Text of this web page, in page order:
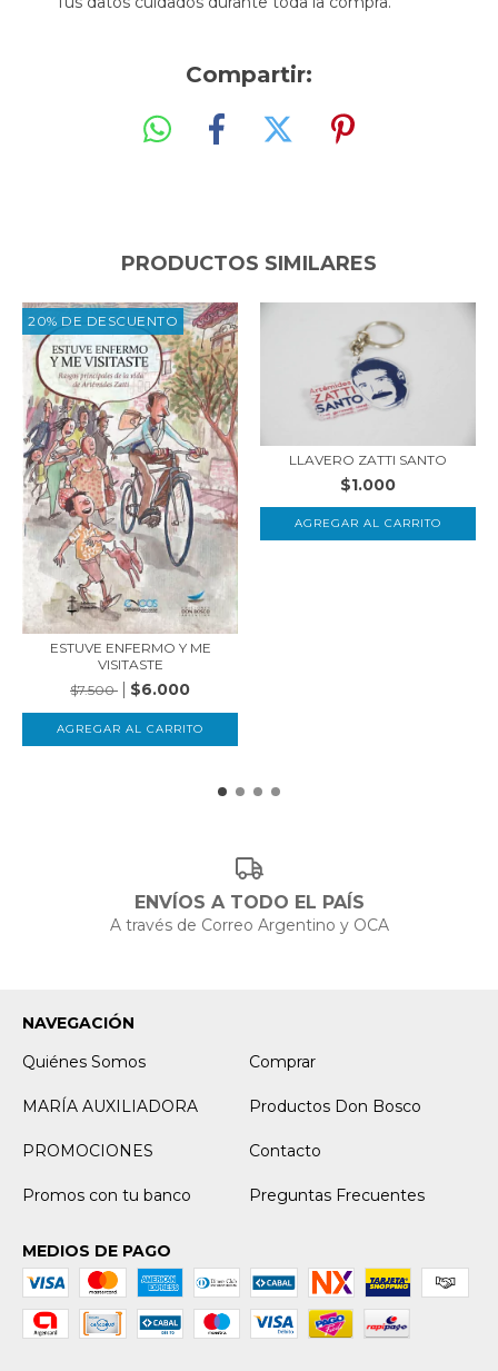
Compartir:
PRODUCTOS SIMILARES
20% DE DESCUENTO
ESTUVE ENFERMO Y ME
VISITASTE
$7.500
$6.000
LLAVERO ZATTI SANTO
$1.000
ENVÍOS A TODO EL PAÍS
A través de Correo Argentino y OCA
NAVEGACIÓN
Quiénes Somos
Comprar
MARÍA AUXILIADORA Productos Don Bosco
PROMOCIONES Contacto
Promos con tu banco Preguntas Frecuentes
MEDIOS DE PAGO